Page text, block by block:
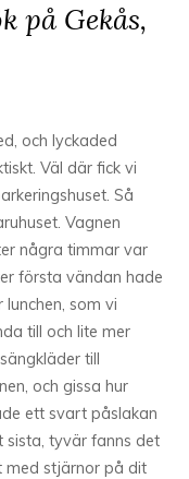
på Gekås,
och lyckaded
Väl där fick vi
Så
Vagnen
några timmar var
första vändan hade
som vi
till och lite mer
till
och gissa hur
ett svart påslakan
sista, tyvär fanns det
med stjärnor på dit